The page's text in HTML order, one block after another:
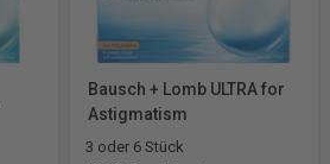
Bausch + Lomb ULTRA for
Astigmatism
3 oder 6 Stück